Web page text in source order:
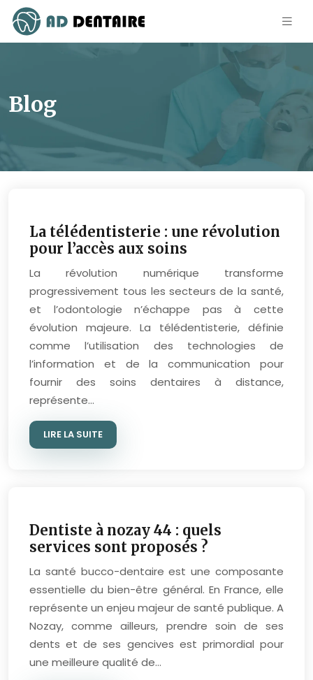
Blog
La télédentisterie : une révolution
pour l’accès aux soins
La révolution numérique transforme
progressivement tous les secteurs de la santé,
et l’odontologie n’échappe pas à cette
évolution majeure. La télédentisterie, définie
comme l’utilisation des technologies de
l’information et de la communication pour
fournir des soins dentaires à distance,
représente…
LIRE LA SUITE
Dentiste à nozay 44 : quels
services sont proposés ?
La santé bucco-dentaire est une composante
essentielle du bien-être général. En France, elle
représente un enjeu majeur de santé publique. A
Nozay, comme ailleurs, prendre soin de ses
dents et de ses gencives est primordial pour
une meilleure qualité de…